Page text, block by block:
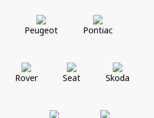
Peugeot Pontiac
Rover Seat Skoda